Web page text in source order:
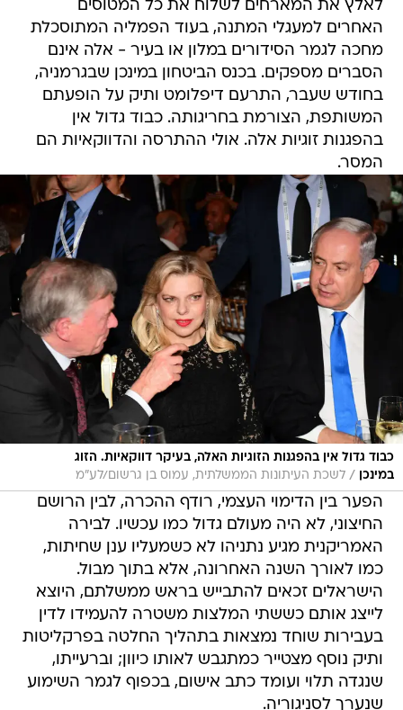
לאלץ את המארחים לשלוח את כל המטוסים
האחרים למעגלי המתנה, בעוד הפמליה המתוסכלת
מחכה לגמר הסידורים במלון או בעיר - אלה אינם
הסברים מספקים. בכנס הביטחון במינכן שבגרמניה,
בחודש שעבר, התרעם דיפלומט ותיק על הופעתם
המשותפת, הצורמת בחריגותה. כבוד גדול אין
בהפגנות זוגיות אלה. אולי ההתרסה והדווקאיות הם
המסר.
כבוד גדול אין בהפגנות הזוגיות האלה, בעיקר דווקאיות. הזוג
במינכן
/ לשכת העיתונות הממשלתית, עמוס בן גרשום/לע"מ
הפער בין הדימוי העצמי, רודף ההכרה, לבין הרושם
החיצוני, לא היה מעולם גדול כמו עכשיו. לבירה
האמריקנית מגיע נתניהו לא כשמעליו ענן שחיתות,
כמו לאורך השנה האחרונה, אלא בתוך מבול.
הישראלים זכאים להתבייש בראש ממשלתם, היוצא
לייצג אותם כששתי המלצות משטרה להעמידו לדין
בעבירות שוחד נמצאות בתהליך החלטה בפרקליטות
ותיק נוסף מצטייר כמתגבש לאותו כיוון; וברעייתו,
שנגדה תלוי ועומד כתב אישום, בכפוף לגמר השימוע
שנערך לסניגוריה.